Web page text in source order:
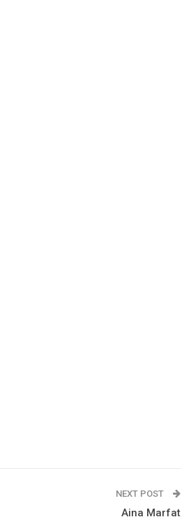
NEXT POST
Aina Marfat